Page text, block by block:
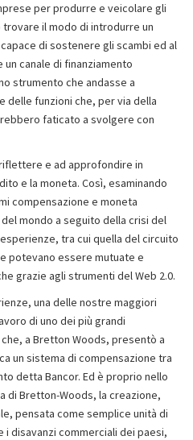
per produrre e veicolare gli
il modo di introdurre un
di sostenere gli scambi ed al
canale di finanziamento
strumento che andasse a
delle funzioni che, per via della
faticato a svolgere con
e ad approfondire in
e la moneta. Così, esaminando
compensazione e moneta
mondo a seguito della crisi del
tra cui quella del circuito
potevano essere mutuate e
grazie agli strumenti del Web 2.0.
una delle nostre maggiori
di uno dei più grandi
a Bretton Woods, presentò a
un sistema di compensazione tra
detta Bancor. Ed è proprio nello
di Bretton-Woods, la creazione,
pensata come semplice unità di
i disavanzi commerciali dei paesi,